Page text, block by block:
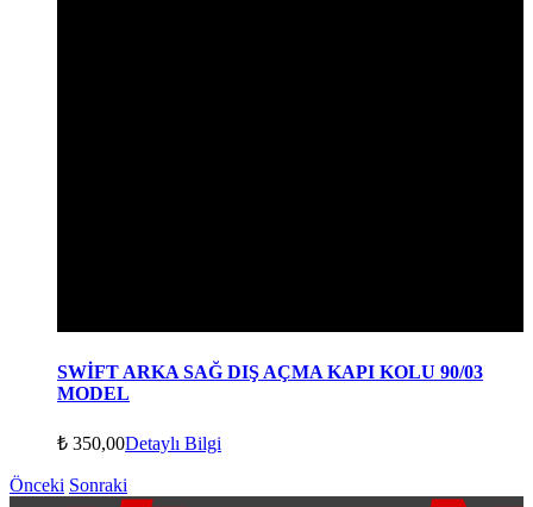
SWİFT ARKA SAĞ DIŞ AÇMA KAPI KOLU 90/03
MODEL
₺ 350,00Detaylı Bilgi
Önceki Sonraki